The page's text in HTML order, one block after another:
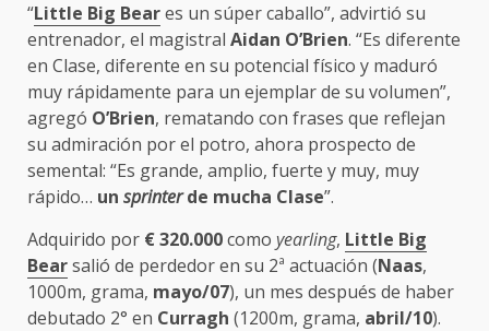
“Little Big Beares un súper caballo”, advirtió su
entrenador, el magistral Aidan O’Brien. “Es diferente
en Clase, diferente en su potencial físico y maduró
muy rápidamente para un ejemplar de su volumen”,
agregó O’Brien, rematando con frases que reflejan
su admiración por el potro, ahora prospecto de
semental: “Es grande, amplio, fuerte y muy, muy
rápido… un sprinterde mucha Clase”.
Adquirido por €320.000como yearling, Little Big
Bearsalió de perdedor en su 2ª actuación (Naas,
1000m, grama, mayo/07), un mes después de haber
debutado 2° en Curragh (1200m, grama, abril/10).